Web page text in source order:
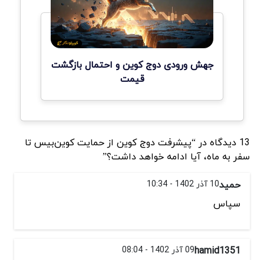
جهش ورودی دوج کوین و احتمال بازگشت
قیمت
13 دیدگاه در “پیشرفت دوج کوین از حمایت کوین‌بیس تا
سفر به ماه، آیا ادامه خواهد داشت؟”
حمید10 آذر 1402 - 10:34
سپاس
hamid135109 آذر 1402 - 08:04